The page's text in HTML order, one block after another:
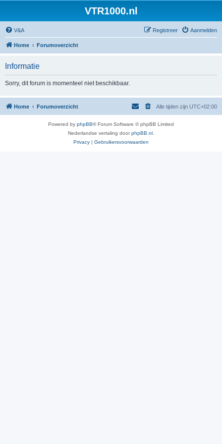
VTR1000.nl
V&A Aanmelden
Registreer
Home Forumoverzicht
Informatie
Sorry, dit forum is momenteel niet beschikbaar.
Home Forumoverzicht Alle tijden zijn UTC+02:00
Powered by phpBB® Forum Software © phpBB Limited
Nederlandse vertaling doorphpBB.nl
Privacy | Gebruikersvoorwaarden